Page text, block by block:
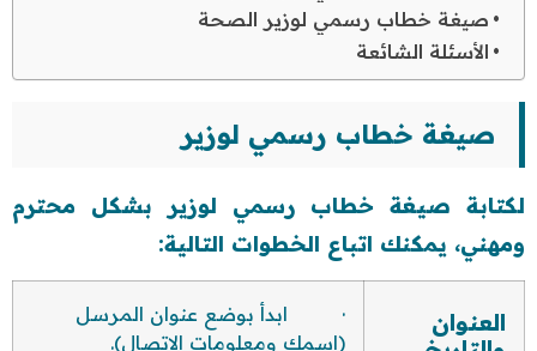
صيغة خطاب رسمي لوزير الصحة
الأسئلة الشائعة
صيغة خطاب رسمي لوزير
لكتابة صيغة خطاب رسمي لوزير بشكل محترم
ومهني، يمكنك اتباع الخطوات التالية:
العنوان
· ابدأ بوضع عنوان المرسل
(اسمك ومعلومات الاتصال).